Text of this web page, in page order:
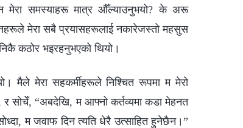
मेरा समस्याहरू मात्र औँल्याउनुभयो? के अरू
मेरा सबै प्रयासहरूलाई नकारेजस्तो महसुस
कठोर भइरहनुभएको थियो।
मैले मेरा सहकर्मीहरूले निश्चित रूपमा म मेरो
र सोचेँ, “अबदेखि, म आफ्नो कर्तव्यमा कडा मेहनत
म जवाफ दिन त्यति धेरै उत्साहित हुनेछैन।”